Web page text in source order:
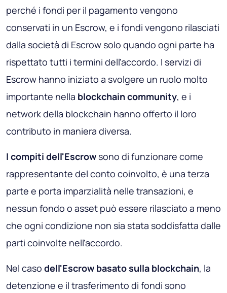
perché i fondi per il pagamento vengono
conservati in un Escrow, e i fondi vengono rilasciati
dalla società di Escrow solo quando ogni parte ha
rispettato tutti i termini dell'accordo. I servizi di
Escrow hanno iniziato a svolgere un ruolo molto
importante nella blockchain community, e i
network della blockchain hanno offerto il loro
contributo in maniera diversa.
I compiti dell'Escrowsono di funzionare come
rappresentante del conto coinvolto, è una terza
parte e porta imparzialità nelle transazioni, e
nessun fondo o asset può essere rilasciato a meno
che ogni condizione non sia stata soddisfatta dalle
parti coinvolte nell'accordo.
Nel caso dell'Escrow basato sulla blockchain, la
detenzione e il trasferimento di fondi sono